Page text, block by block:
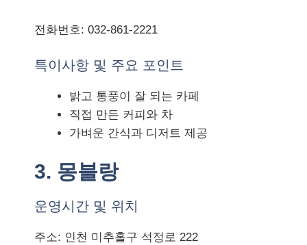
전화번호: 032-861-2221
특이사항 및 주요 포인트
밝고 통풍이 잘 되는 카페
직접 만든 커피와 차
가벼운 간식과 디저트 제공
3. 몽블랑
운영시간 및 위치
주소: 인천 미추홀구 석정로 222